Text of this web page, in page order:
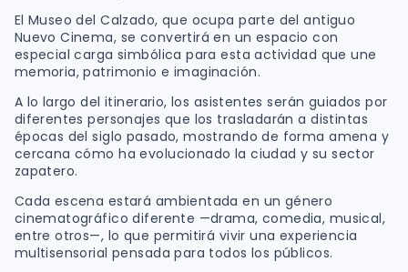
El Museo del Calzado, que ocupa parte del antiguo
Nuevo Cinema, se convertirá en un espacio con
especial carga simbólica para esta actividad que une
memoria, patrimonio e imaginación.
A lo largo del itinerario, los asistentes serán guiados por
diferentes personajes que los trasladarán a distintas
épocas del siglo pasado, mostrando de forma amena y
cercana cómo ha evolucionado la ciudad y su sector
zapatero.
Cada escena estará ambientada en un género
cinematográfico diferente —drama, comedia, musical,
entre otros—, lo que permitirá vivir una experiencia
multisensorial pensada para todos los públicos.